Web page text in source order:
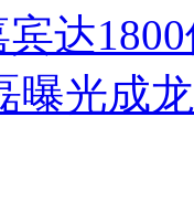
达
曝光成